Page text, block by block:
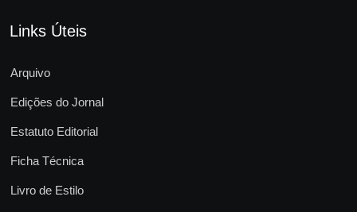
Links Úteis
Arquivo
Edições do Jornal
Estatuto Editorial
Ficha Técnica
Livro de Estilo